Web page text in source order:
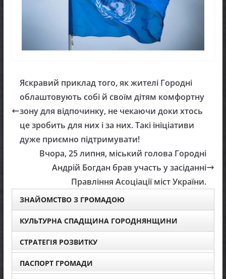
Яскравий приклад того, як жителі Городні
облаштовують собі й своїм дітям комфортну
зону для відпочинку, не чекаючи доки хтось
це зробить для них і за них. Такі ініціативи
дуже приємно підтримувати!
Вчора, 25 липня, міський голова Городні
Андрій Богдан брав участь у засіданні
Правління Асоціації міст України.
ЗНАЙОМСТВО З ГРОМАДОЮ
КУЛЬТУРНА СПАДЩИНА ГОРОДНЯНЩИНИ
СТРАТЕГІЯ РОЗВИТКУ
ПАСПОРТ ГРОМАДИ